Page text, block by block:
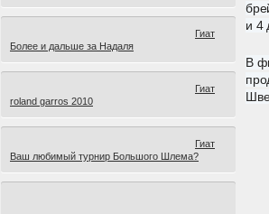
и 4
В
Более и дальше за Надаля
Гиат
roland garros 2010
Гиат
Ваш любимый турнир Большого Шлема?
Гиат